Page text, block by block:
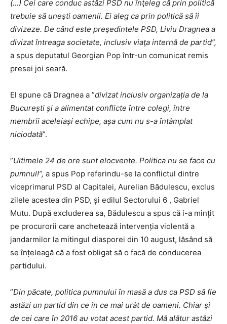
(…) Cei care conduc astăzi PSD nu înţeleg că prin politică
trebuie să uneşti oamenii. Ei aleg ca prin politică să îi
divizeze. De când este preşedintele PSD, Liviu Dragnea a
divizat întreaga societate, inclusiv viaţa internă de partid”,
a spus deputatul Georgian Pop într-un comunicat remis
presei joi seară.
El spune că Dragnea a ”divizat inclusiv organizația de la
București și a alimentat conflicte între colegi, între
membrii aceleiași echipe, așa cum nu s-a întâmplat
niciodată”.
”Ultimele 24 de ore sunt elocvente. Politica nu se face cu
pumnul!”, a spus Pop referindu-se la conflictul dintre
viceprimarul PSD al Capitalei, Aurelian Bădulescu, exclus
zilele acestea din PSD, și edilul Sectorului 6 , Gabriel
Mutu. După excluderea sa, Bădulescu a spus că i-a mințit
pe procurorii care anchetează intervenția violentă a
jandarmilor la mitingul diasporei din 10 august, lăsând să
se înțeleagă că a fost obligat să o facă de conducerea
partidului.
”Din păcate, politica pumnului în masă a dus ca PSD să fie
astăzi un partid din ce în ce mai urât de oameni. Chiar şi
de cei care în 2016 au votat acest partid. Mă alătur astăzi